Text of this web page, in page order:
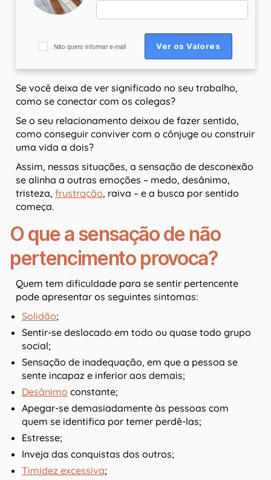
Não quero informar e-mail
Se você deixa de ver significado no seu trabalho,
como se conectar com os colegas?
Se o seu relacionamento deixou de fazer sentido,
como conseguir conviver com o cônjuge ou construir
uma vida a dois?
Assim, nessas situações, a sensação de desconexão
se alinha a outras emoções – medo, desânimo,
tristeza, frustração, raiva – e a busca por sentido
começa.
O que a sensação de não
pertencimento provoca?
Quem tem dificuldade para se sentir pertencente
pode apresentar os seguintes sintomas:
Solidão;
Sentir-se deslocado em todo ou quase todo grupo
social;
Sensação de inadequação, em que a pessoa se
sente incapaz e inferior aos demais;
Desânimo constante;
Apegar-se demasiadamente às pessoas com
quem se identifica por temer perdê-las;
Estresse;
Inveja das conquistas dos outros;
Timidez excessiva;